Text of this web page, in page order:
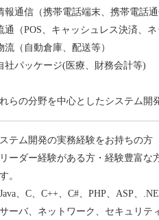
報通信（携帯電話端末、携帯電話
通（POS、キャッシュレス決済、ネ
流（自動倉庫、配送等）
社パッケージ(医療、財務会計等)
らの分野を中心としたシステム開
テム開発の実務経験をお持ちの方
リーダー経験がある方・経験豊富な
。
Java、 C、 C++、 C#、 PHP、 ASP、
サーバ、ネットワーク、セキュリテ